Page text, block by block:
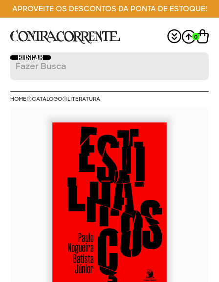
APROVEITE OS DESCONTOS DA PONTA DE ESTOQUE!
0
HOME CATÁLOGO LITERATURA